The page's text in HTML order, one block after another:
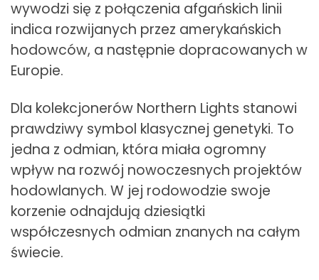
wywodzi się z połączenia afgańskich linii
indica rozwijanych przez amerykańskich
hodowców, a następnie dopracowanych w
Europie.
Dla kolekcjonerów Northern Lights stanowi
prawdziwy symbol klasycznej genetyki. To
jedna z odmian, która miała ogromny
wpływ na rozwój nowoczesnych projektów
hodowlanych. W jej rodowodzie swoje
korzenie odnajdują dziesiątki
współczesnych odmian znanych na całym
świecie.